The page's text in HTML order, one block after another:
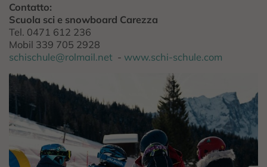
Contatto:
Scuola sci e snowboard Carezza
Tel. 0471 612 236
Mobil 339 705 2928
schischule@rolmail.net - www.schi-schule.com